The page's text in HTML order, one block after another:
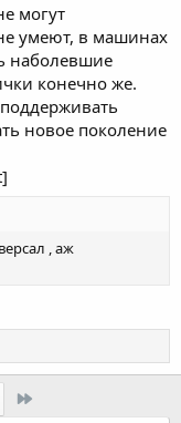
могут
умеют, в машинах
наболевшие
конечно же.
новое поколение
, аж